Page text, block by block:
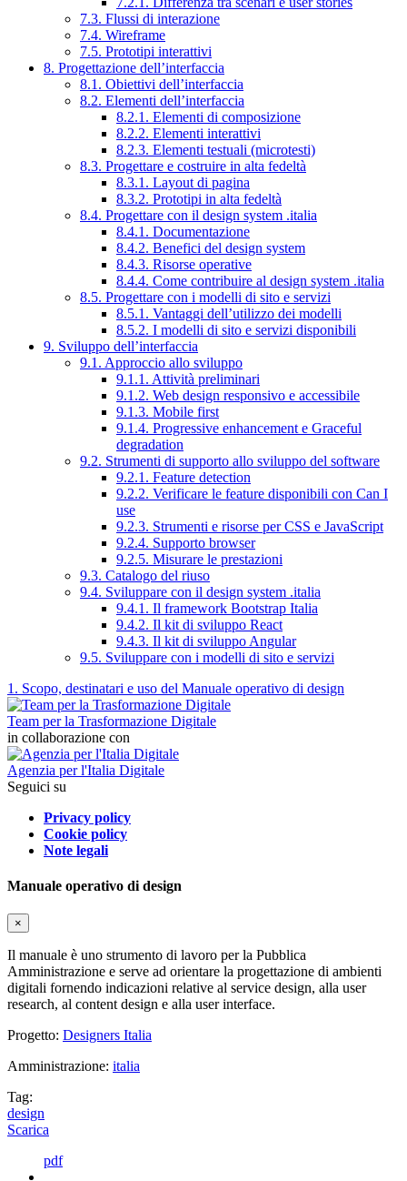
7.3. Flussi di interazione
7.4. Wireframe
7.5. Prototipi interattivi
8. Progettazione dell’interfaccia
8.1. Obiettivi dell’interfaccia
8.2. Elementi dell’interfaccia
8.2.1. Elementi di composizione
8.2.2. Elementi interattivi
8.2.3. Elementi testuali (microtesti)
8.3. Progettare e costruire in alta fedeltà
8.3.1. Layout di pagina
8.3.2. Prototipi in alta fedeltà
8.4. Progettare con il design system .italia
8.4.1. Documentazione
8.4.2. Benefici del design system
8.4.3. Risorse operative
8.4.4. Come contribuire al design system .italia
8.5. Progettare con i modelli di sito e servizi
8.5.1. Vantaggi dell’utilizzo dei modelli
8.5.2. I modelli di sito e servizi disponibili
9. Sviluppo dell’interfaccia
9.1. Approccio allo sviluppo
9.1.1. Attività preliminari
9.1.2. Web design responsivo e accessibile
9.1.3. Mobile first
9.1.4. Progressive enhancement e Graceful
degradation
9.2. Strumenti di supporto allo sviluppo del software
9.2.1. Feature detection
9.2.2. Verificare le feature disponibili con Can I
use
9.2.3. Strumenti e risorse per CSS e JavaScript
9.2.4. Supporto browser
9.2.5. Misurare le prestazioni
9.3. Catalogo del riuso
9.4. Sviluppare con il design system .italia
9.4.1. Il framework Bootstrap Italia
9.4.2. Il kit di sviluppo React
9.4.3. Il kit di sviluppo Angular
9.5. Sviluppare con i modelli di sito e servizi
1. Scopo, destinatari e uso del Manuale operativo di design
Team per la Trasformazione Digitale
in collaborazione con
Agenzia per l'Italia Digitale
Seguici su
Privacy policy
Cookie policy
Note legali
Manuale operativo di design
×
Il manuale è uno strumento di lavoro per la Pubblica
Amministrazione e serve ad orientare la progettazione di ambienti
digitali fornendo indicazioni relative al service design, alla user
research, al content design e alla user interface.
Progetto: Designers Italia
Amministrazione: italia
Tag:
design
Scarica
pdf